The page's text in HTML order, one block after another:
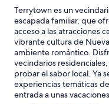
Terrytown es un
escapada familiar, que
acceso a las atracciones
vibrante cultura de
ambiente romántico.
vecindarios
probar el sabor local. Ya
experiencias temáticas
entrada a unas